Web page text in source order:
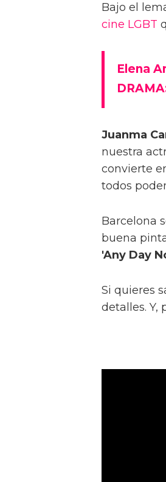
Bajo el
cine LGBT
Elena
Juanma
nuestra
convierte
todos
Barcelona
buena
'Any Day
Si quieres
detalles. Y,